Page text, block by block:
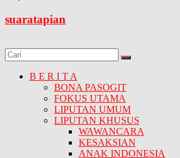
suaratapian
B E R I T A
BONA PASOGIT
FOKUS UTAMA
LIPUTAN UMUM
LIPUTAN KHUSUS
WAWANCARA
KESAKSIAN
ANAK INDONESIA